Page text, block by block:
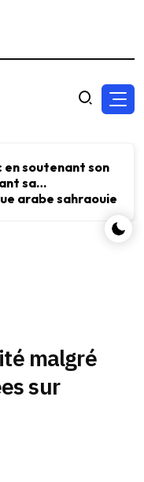
en soutenant son
sa
arabe sahraouie
malgré
sur